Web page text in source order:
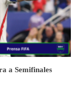
a Semifinales